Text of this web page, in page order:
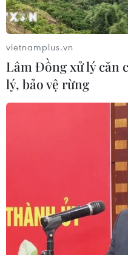
HLV Đức Thắng:
hội nào ở đội hình
vietnamplus.vn
Lâm Đồng xử lý căn
lý, bảo vệ rừng